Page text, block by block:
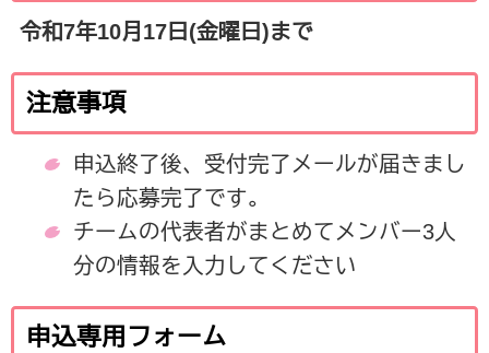
令和7年10月17日(金曜日)まで
注意事項
申込終了後、受付完了メールが届きまし
たら応募完了です。
チームの代表者がまとめてメンバー3人
分の情報を入力してください
申込専用フォーム